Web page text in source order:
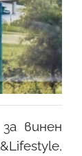
винен